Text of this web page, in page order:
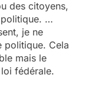
des citoyens,
…
je ne
politique. Cela
mais le
fédérale.